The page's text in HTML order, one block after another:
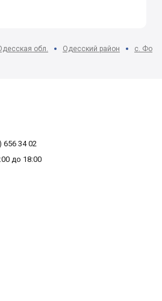
обл. Одесский район с.
656 34 02
до 18:00